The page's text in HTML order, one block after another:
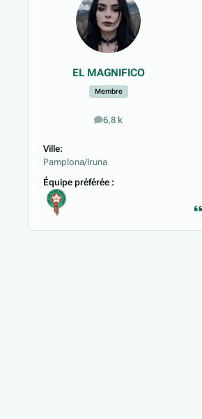
EL MAGNIFICO
Membre
6,8 k
messages
Ville:
Pamplona/Iruna
Équipe préférée :